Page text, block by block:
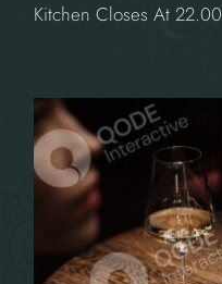
Kitchen Closes At 22.00